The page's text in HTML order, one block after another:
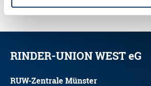
RINDER-UNION WEST eG
RUW-Zentrale Münster